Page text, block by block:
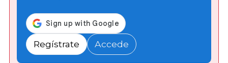
Regístrate Accede